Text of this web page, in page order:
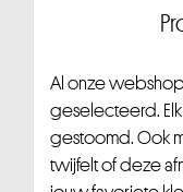
Al onze
geselecteerd.
gestoomd. Ook
twijfelt of deze